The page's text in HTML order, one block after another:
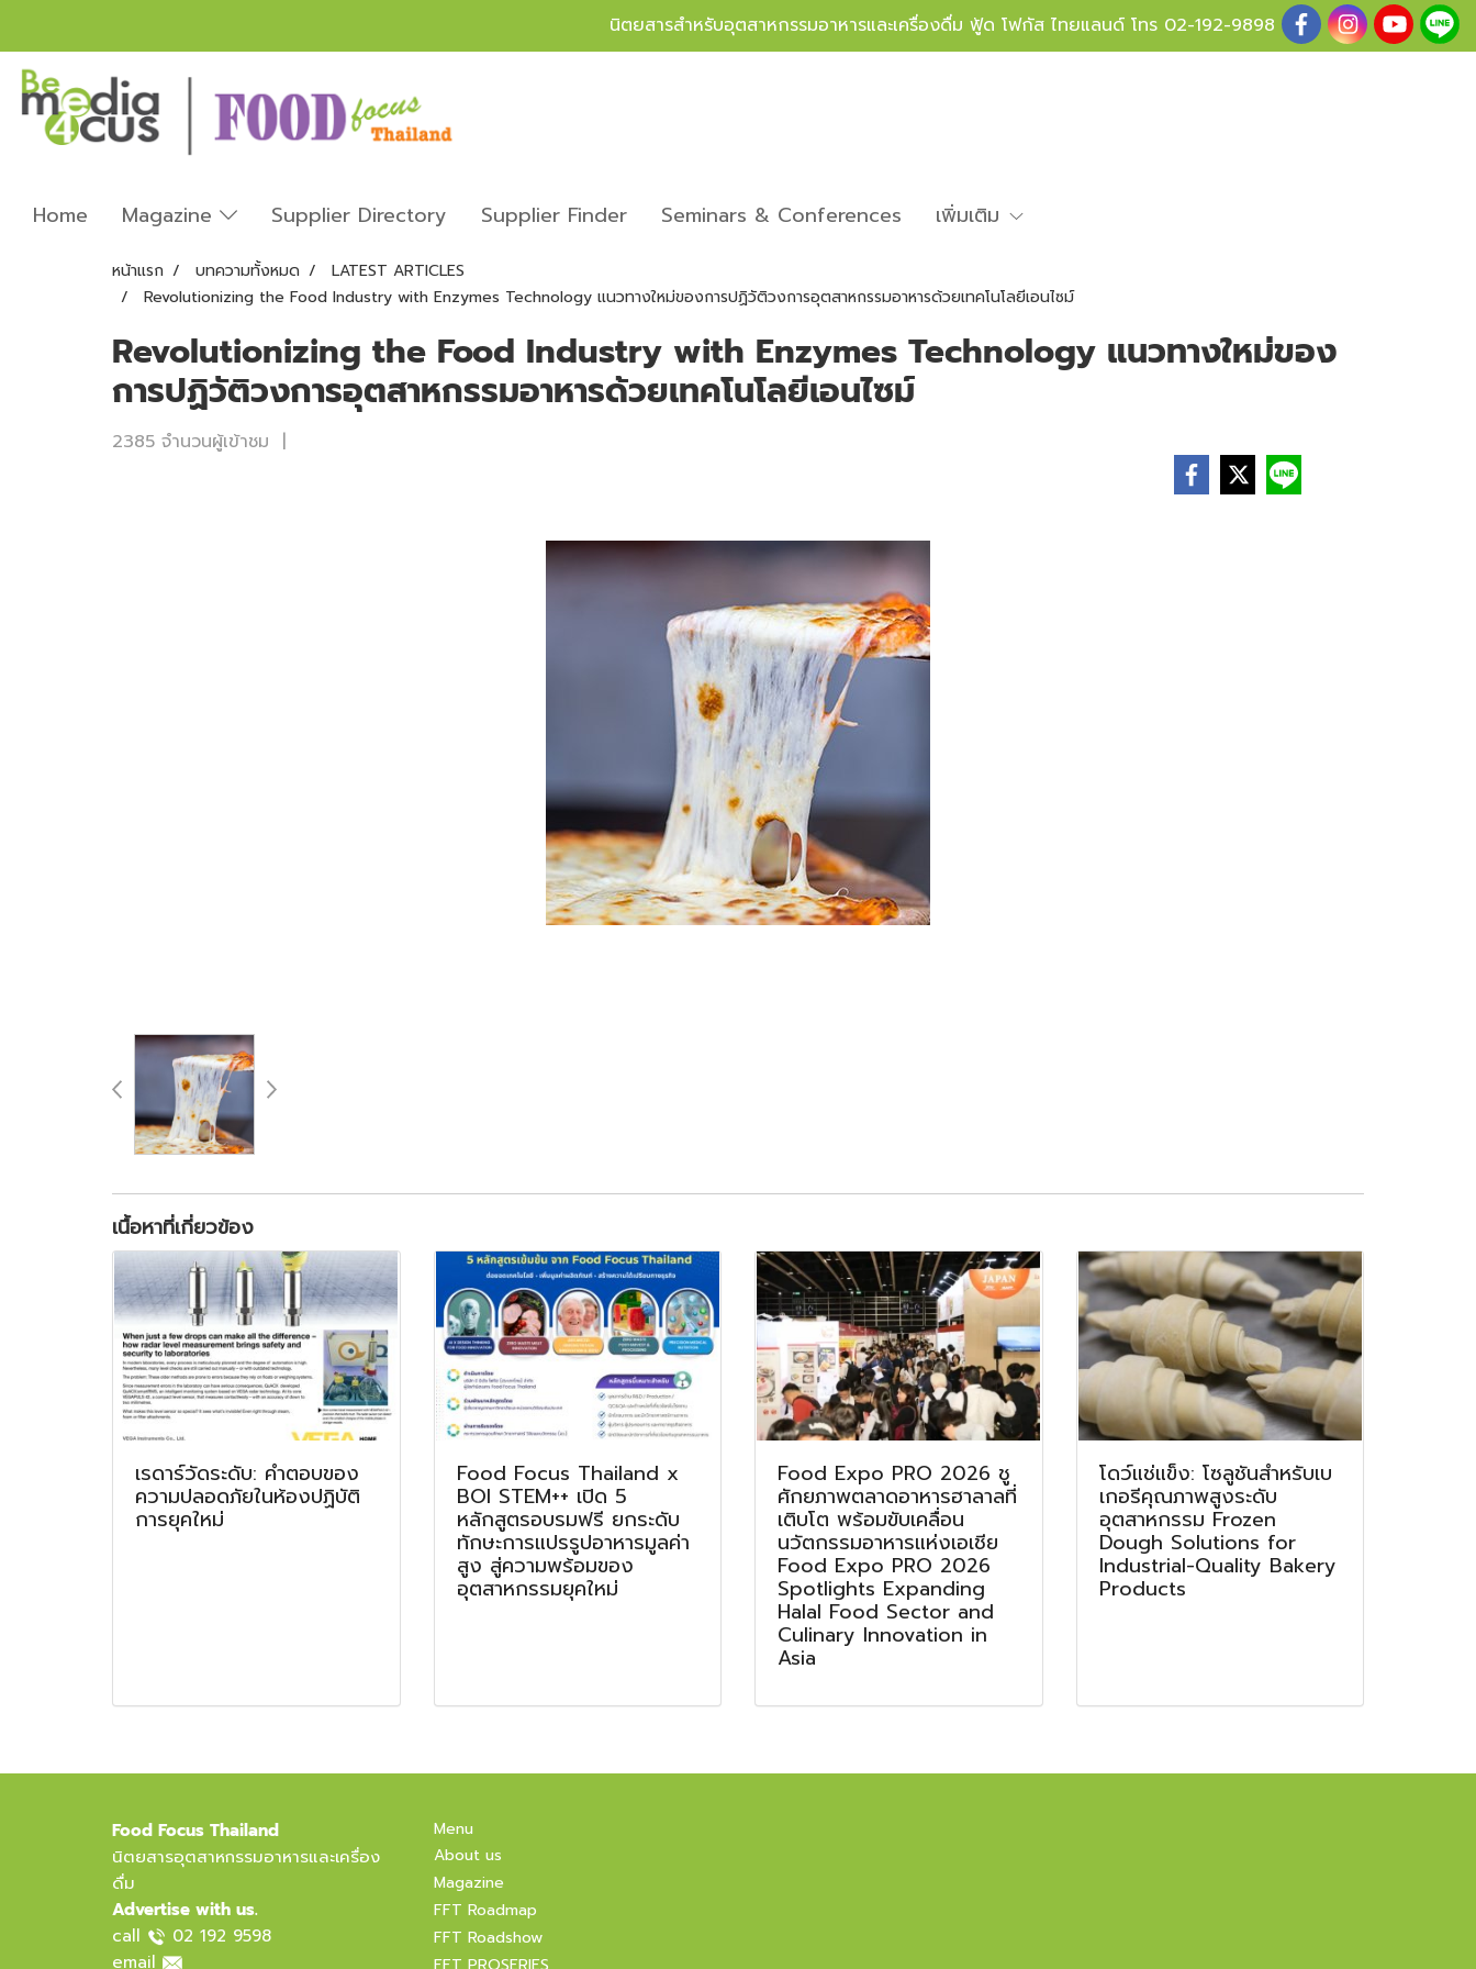
นิตยสารสำหรับอุตสาหกรรมอาหารและเครื่องดื่ม ฟู้ด โฟกัส ไทยแลนด์ โทร 02-192-9898
Home Magazine Supplier Directory Supplier Finder Seminars & Conferences เพิ่มเติม
หน้าแรก บทความทั้งหมด
LATEST ARTICLES
Revolutionizing the Food Industry with Enzymes Technology แนวทางใหม่ของการปฏิวัติวงการอุตสาหกรรมอาหารด้วยเทคโนโลยีเอนไซม์
Revolutionizing the Food Industry with Enzymes Technology แนวทางใหม่ของ
การปฏิวัติวงการอุตสาหกรรมอาหารด้วยเทคโนโลยีเอนไซม์
2385 จำนวนผู้เข้าชม |
เนื้อหาที่เกี่ยวข้อง
เรดาร์วัดระดับ: คำตอบของ
ความปลอดภัยในห้องปฏิบัติ
การยุคใหม่
Food Focus Thailand x
BOI STEM++ เปิด 5
หลักสูตรอบรมฟรี ยกระดับ
ทักษะการแปรรูปอาหารมูลค่า
สูง สู่ความพร้อมของ
อุตสาหกรรมยุคใหม่
Food Expo PRO 2026 ชู
ศักยภาพตลาดอาหารฮาลาลที่
เติบโต พร้อมขับเคลื่อน
นวัตกรรมอาหารแห่งเอเชีย
Food Expo PRO 2026
Spotlights Expanding
Halal Food Sector and
Culinary Innovation in
Asia
โดว์แช่แข็ง: โซลูชันสำหรับเบ
เกอรีคุณภาพสูงระดับ
อุตสาหกรรม Frozen
Dough Solutions for
Industrial-Quality Bakery
Products
Food Focus Thailand
นิตยสารอุตสาหกรรมอาหารและเครื่อง
ดื่ม
Advertise with us.
call
02 192 9598
email
Menu
About us
Magazine
FFT Roadmap
FFT Roadshow